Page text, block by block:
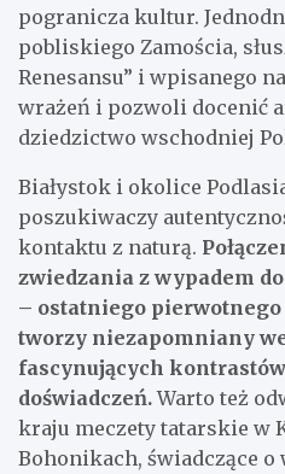
pogranicza kultur.
pobliskiego Zamościa,
Renesansu” i wpisanego
wrażeń i pozwoli docenić
dziedzictwo wschodniej
Białystok i okolice
poszukiwaczy
kontaktu z naturą.
zwiedzania z wypadem
– ostatniego
tworzy niezapomniany
fascynujących
doświadczeń.Warto też
kraju meczety tatarskie w
Bohonikach, świadczące